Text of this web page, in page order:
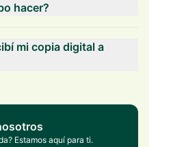
hacer?
mi copia digital a
Estamos aquí para ti.